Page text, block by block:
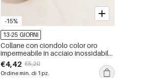
-15%
13-25 GIORNI
Collane con ciondolo color oro
impermeabile in acciaio inossidabile
oceanico
€4,42 €5,20
Ordine min. di 1 pz.